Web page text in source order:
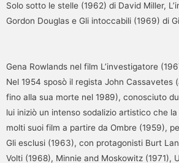
Solo sotto le stelle (1962) di David Miller,
Gordon Douglas e Gli intoccabili (1969) di
Gena Rowlands nel film L’investigatore
Nel 1954 sposò il regista John Cassavetes
fino alla sua morte nel 1989), conosciuto
lui iniziò un intenso sodalizio artistico che
molti suoi film a partire da Ombre (1959),
Gli esclusi (1963), con protagonisti Burt
Volti (1968), Minnie and Moskowitz (1971),